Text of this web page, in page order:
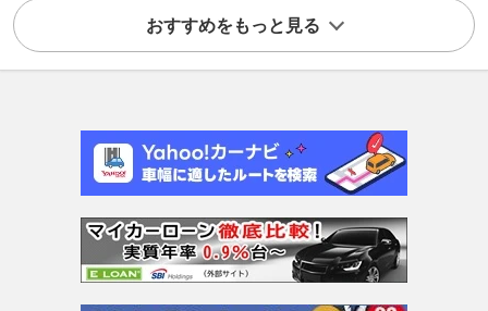
おすすめをもっと見る